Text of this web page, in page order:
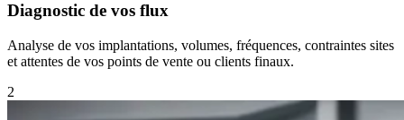
Diagnostic de vos flux
Analyse de vos implantations, volumes, fréquences, contraintes sites
et attentes de vos points de vente ou clients finaux.
2